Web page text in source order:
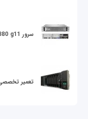
سرور dl380 g11
تعمیر